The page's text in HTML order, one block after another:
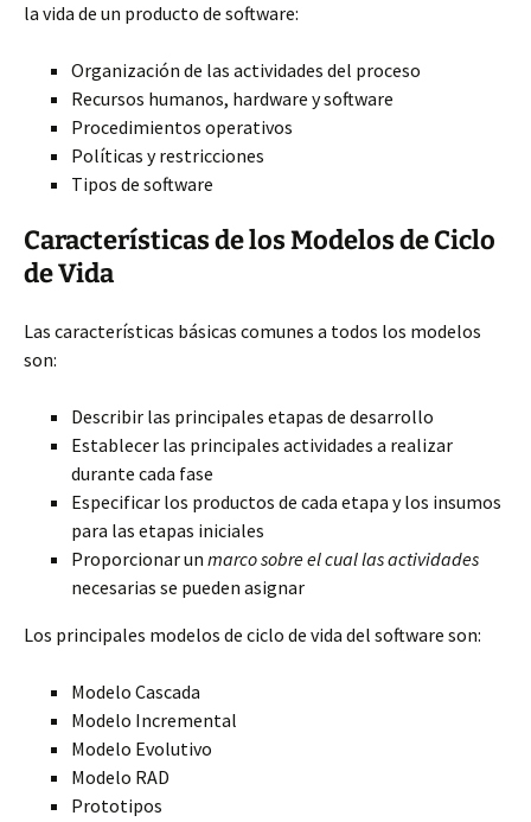
la vida de un producto de software:
Organización de las actividades del proceso
Recursos humanos, hardware y software
Procedimientos operativos
Políticas y restricciones
Tipos de software
Características de los Modelos de Ciclo
de Vida
Las características básicas comunes a todos los modelos
son:
Describir las principales etapas de desarrollo
Establecer las principales actividades a realizar
durante cada fase
Especificar los productos de cada etapa y los insumos
para las etapas iniciales
Proporcionar un marco sobre el cual las actividades
necesarias se pueden asignar
Los principales modelos de ciclo de vida del software son:
Modelo Cascada
Modelo Incremental
Modelo Evolutivo
Modelo RAD
Prototipos